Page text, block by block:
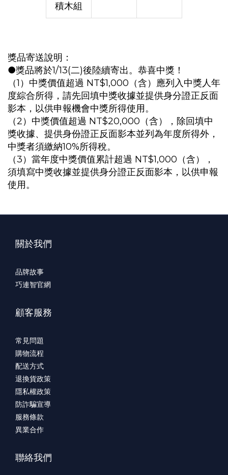
積木組
獎品寄送說明：
●獎品將於1/13(二)後陸續寄出。恭喜中獎！
（1）中獎價值超過 NT$1,000（含）應列入中獎人年
度綜合所得，請先回填中獎收據並提供身分證正反面
影本，以供申報機會中獎所得使用。
（2）中獎價值超過 NT$20,000（含），除回填中
獎收據、提供身份證正反面影本並列為年度所得外，
中獎者須繳納10%所得稅。
（3）當年度中獎價值累計超過 NT$1,000（含），
須填寫中獎收據並提供身分證正反面影本，以供申報
使用。
關於我們
品牌故事
巧連智官網
顧客服務
常見問題
購物流程
配送方式
退換貨政策
隱私權政策
防詐騙宣導
服務條款
異業合作
聯絡我們